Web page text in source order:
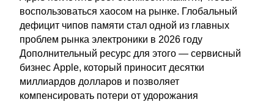
воспользоваться хаосом на рынке. Глобальный
дефицит чипов памяти стал одной из главных
проблем рынка электроники в 2026 году
Дополнительный ресурс для этого — сервисный
бизнес Apple, который приносит десятки
миллиардов долларов и позволяет
компенсировать потери от удорожания